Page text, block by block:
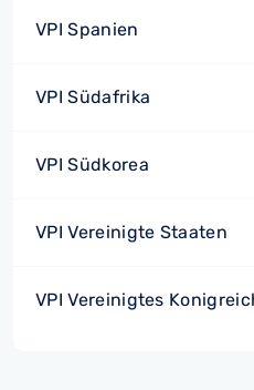
VPI Spanien
VPI Südafrika
VPI Südkorea
VPI Vereinigte Staaten
VPI Vereinigtes